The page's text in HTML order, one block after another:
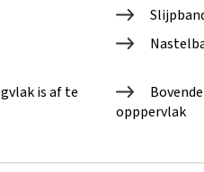
is af te
opppervlak